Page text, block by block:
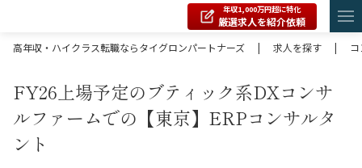
年収1,000万円超に特化
厳選求人を紹介依頼
高年収・ハイクラス転職ならタイグロンパートナーズ
| 求人を探す |
FY26上場予定のブティック系DXコンサ
ルファームでの【東京】ERPコンサルタ
ント